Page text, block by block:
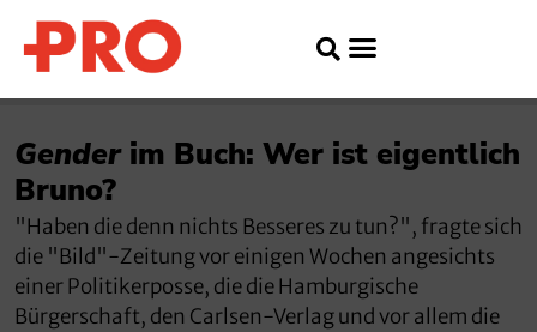
Genderim Buch: Wer ist eigentlich
Bruno?
"Haben die denn nichts Besseres zu tun?", fragte sich
die "Bild"-Zeitung vor einigen Wochen angesichts
einer Politikerposse, die die Hamburgische
Bürgerschaft, den Carlsen-Verlag und vor allem die